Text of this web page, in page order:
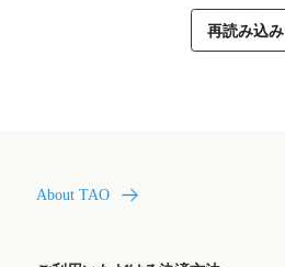
再読み込み
About TAO